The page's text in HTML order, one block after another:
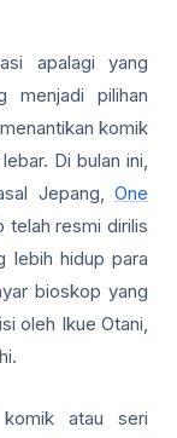
apalagi yang
menjadi pilihan
komik
Di bulan ini,
Jepang, One
telah resmi dirilis
lebih hidup para
bioskop yang
oleh Ikue Otani,
atau seri